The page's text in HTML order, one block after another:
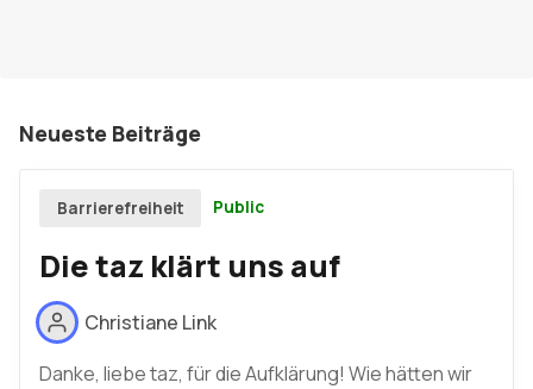
Neueste Beiträge
Barrierefreiheit Public
Die taz klärt uns auf
Christiane Link
Danke, liebe taz, für die Aufklärung! Wie hätten wir